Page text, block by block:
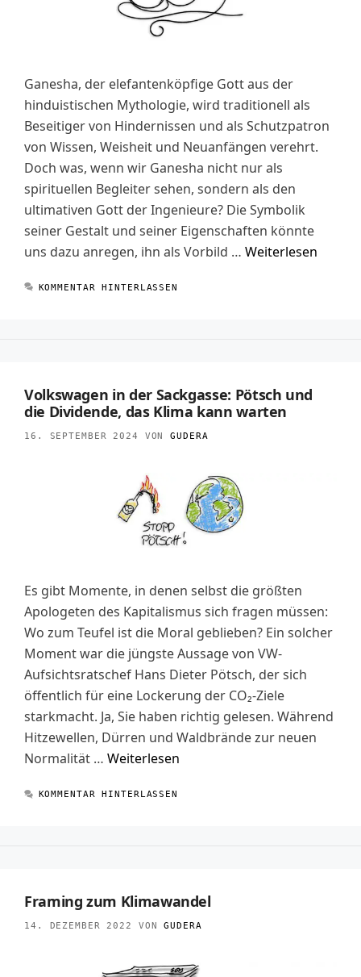
Ganesha, der elefantenköpfige Gott aus der
hinduistischen Mythologie, wird traditionell als
Beseitiger von Hindernissen und als Schutzpatron
von Wissen, Weisheit und Neuanfängen verehrt.
Doch was, wenn wir Ganesha nicht nur als
spirituellen Begleiter sehen, sondern als den
ultimativen Gott der Ingenieure? Die Symbolik
seiner Gestalt und seiner Eigenschaften könnte
uns dazu anregen, ihn als Vorbild … Weiterlesen
KOMMENTAR HINTERLASSEN
Volkswagen in der Sackgasse: Pötsch und
die Dividende, das Klima kann warten
16. SEPTEMBER 2024 VONGUDERA
Es gibt Momente, in denen selbst die größten
Apologeten des Kapitalismus sich fragen müssen:
Wo zum Teufel ist die Moral geblieben? Ein solcher
Moment war die jüngste Aussage von VW-
Aufsichtsratschef Hans Dieter Pötsch, der sich
öffentlich für eine Lockerung der CO₂-Ziele
starkmacht. Ja, Sie haben richtig gelesen. Während
Hitzewellen, Dürren und Waldbrände zur neuen
Normalität … Weiterlesen
KOMMENTAR HINTERLASSEN
Framing zum Klimawandel
14. DEZEMBER 2022 VONGUDERA